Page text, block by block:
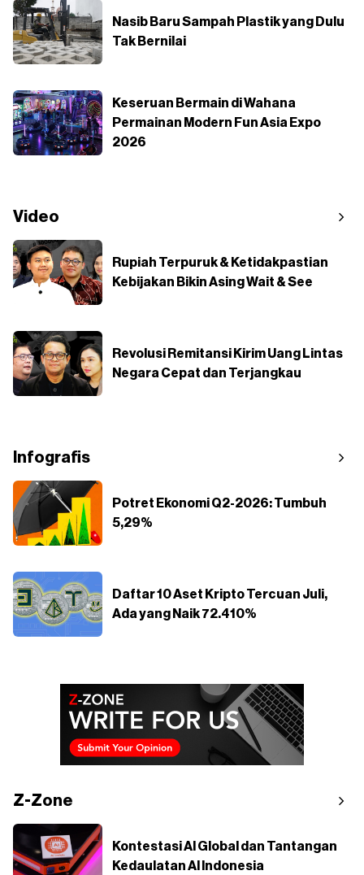
Nasib Baru Sampah Plastik yang Dulu
Tak Bernilai
Keseruan Bermain di Wahana
Permainan Modern Fun Asia Expo
2026
Video
Rupiah Terpuruk & Ketidakpastian
Kebijakan Bikin Asing Wait & See
Revolusi Remitansi Kirim Uang Lintas
Negara Cepat dan Terjangkau
Infografis
Potret Ekonomi Q2-2026: Tumbuh
5,29%
Daftar 10 Aset Kripto Tercuan Juli,
Ada yang Naik 72.410%
Z-Zone
Kontestasi AI Global dan Tantangan
Kedaulatan AI Indonesia